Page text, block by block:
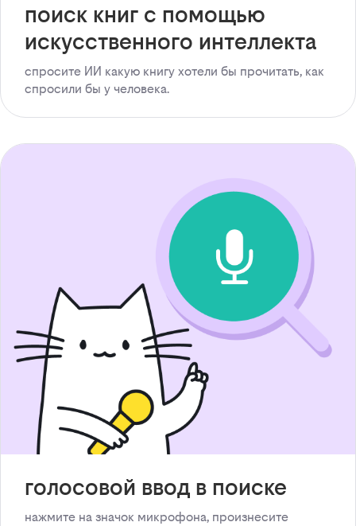
поиск книг с помощью
искусственного интеллекта
спросите ИИ какую книгу хотели бы прочитать, как
спросили бы у человека.
голосовой ввод в поиске
нажмите на значок микрофона, произнесите